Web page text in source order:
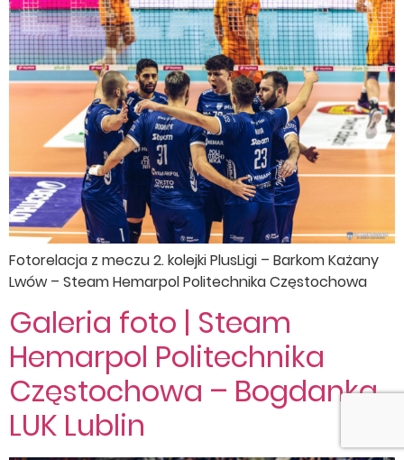
Fotorelacja z meczu 2. kolejki PlusLigi – Barkom Każany
Lwów – Steam Hemarpol Politechnika Częstochowa
Galeria foto | Steam
Hemarpol Politechnika
Częstochowa – Bogdanka
LUK Lublin